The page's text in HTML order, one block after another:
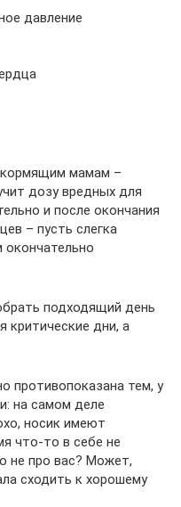
давление
кормящим мамам –
дозу вредных для
и после окончания
– пусть слегка
подходящий день
критические дни, а
противопоказана тем, у
на самом деле
носик имеют
что-то в себе не
не про вас? Может,
сходить к хорошему